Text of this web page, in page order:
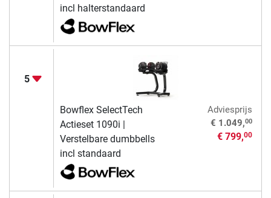
incl halterstandaard
5
Bowflex SelectTech
Actieset 1090i |
Verstelbare dumbbells
incl standaard
Adviesprijs
€ 1.049,00
€ 799,00